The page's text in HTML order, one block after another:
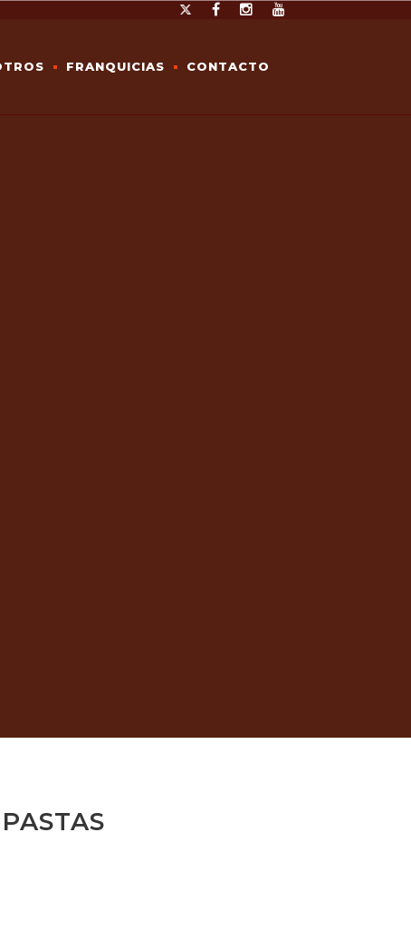
FRANQUICIAS CONTACTO